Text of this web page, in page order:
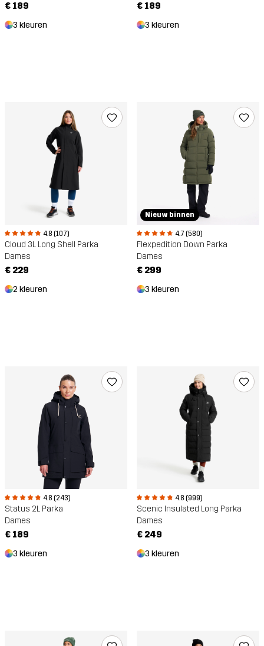
€ 189
3 kleuren
€ 189
3 kleuren
4.8 (107)
Cloud 3L Long Shell Parka
Dames
€ 229
2 kleuren
Nieuw binnen
4.7 (580)
Flexpedition Down Parka
Dames
€ 299
3 kleuren
4.8 (243)
Status 2L Parka
Dames
€ 189
3 kleuren
4.8 (999)
Scenic Insulated Long Parka
Dames
€ 249
3 kleuren